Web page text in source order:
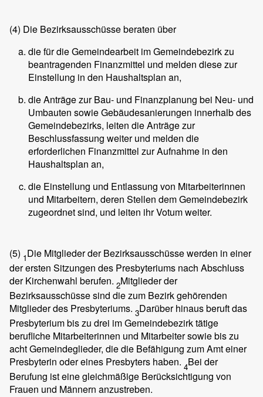
(4) Die Bezirksausschüsse beraten über
die für die Gemeindearbeit im Gemeindebezirk zu
beantragenden Finanzmittel und melden diese zur
Einstellung in den Haushaltsplan an,
die Anträge zur Bau- und Finanzplanung bei Neu- und
Umbauten sowie Gebäudesanierungen innerhalb des
Gemeindebezirks, leiten die Anträge zur
Beschlussfassung weiter und melden die
erforderlichen Finanzmittel zur Aufnahme in den
Haushaltsplan an,
die Einstellung und Entlassung von Mitarbeiterinnen
und Mitarbeitern, deren Stellen dem Gemeindebezirk
zugeordnet sind, und leiten ihr Votum weiter.
(5) 1Die Mitglieder der Bezirksausschüsse werden in einer
der ersten Sitzungen des Presbyteriums nach Abschluss
der Kirchenwahl berufen. 2Mitglieder der
Bezirksausschüsse sind die zum Bezirk gehörenden
Mitglieder des Presbyteriums. 3Darüber hinaus beruft das
Presbyterium bis zu drei im Gemeindebezirk tätige
berufliche Mitarbeiterinnen und Mitarbeiter sowie bis zu
acht Gemeindeglieder, die die Befähigung zum Amt einer
Presbyterin oder eines Presbyters haben. 4Bei der
Berufung ist eine gleichmäßige Berücksichtigung von
Frauen und Männern anzustreben.